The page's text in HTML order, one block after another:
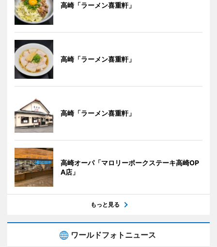
高崎「ラーメン喜重軒」
高崎「ラーメン喜重軒」
高崎「ラーメン喜重軒」
高崎オーパ「マロリーポークステーキ高崎OP
A店」
もっと見る
ワールドフォトニュース